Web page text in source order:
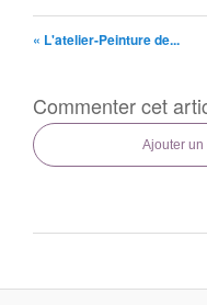
« L'atelier-Peinture de...
Commenter cet
Ajouter un